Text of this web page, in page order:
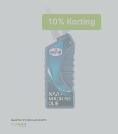
10% Korting
Naaimachine Olie Eurol 100ml
€5,95 €5,36